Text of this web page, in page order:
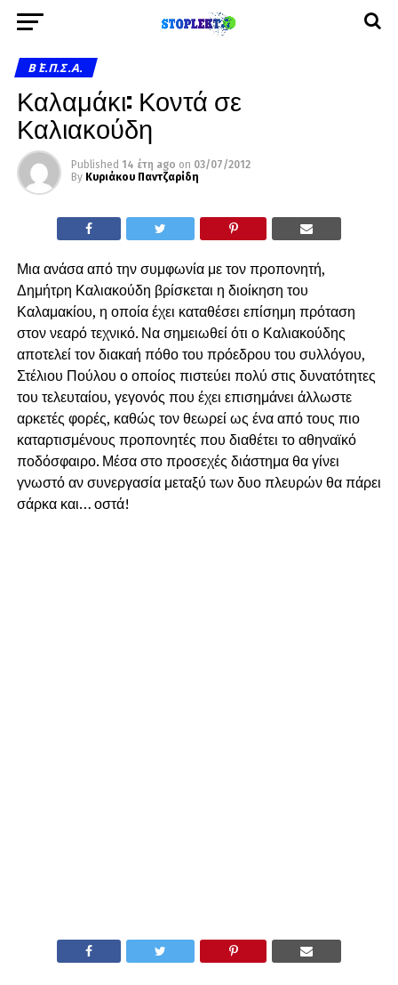
Β΄ Ε.Π.Σ.Α.
Καλαμάκι: Κοντά σε
Καλιακούδη
Published 14 έτη ago on 03/07/2012
By Κυριάκου Παντζαρίδη
Μια ανάσα από την συμφωνία με τον προπονητή,
Δημήτρη Καλιακούδη βρίσκεται η διοίκηση του
Καλαμακίου, η οποία έχει καταθέσει επίσημη πρόταση
στον νεαρό τεχνικό. Να σημειωθεί ότι ο Καλιακούδης
αποτελεί τον διακαή πόθο του πρόεδρου του συλλόγου,
Στέλιου Πούλου ο οποίος πιστεύει πολύ στις δυνατότητες
του τελευταίου, γεγονός που έχει επισημάνει άλλωστε
αρκετές φορές, καθώς τον θεωρεί ως ένα από τους πιο
καταρτισμένους προπονητές που διαθέτει το αθηναϊκό
ποδόσφαιρο. Μέσα στο προσεχές διάστημα θα γίνει
γνωστό αν συνεργασία μεταξύ των δυο πλευρών θα πάρει
σάρκα και… οστά!